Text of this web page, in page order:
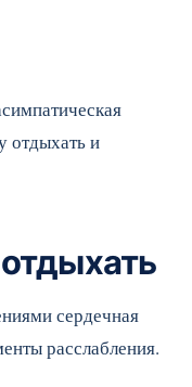
отдыхать и
сердечная
расслабления.